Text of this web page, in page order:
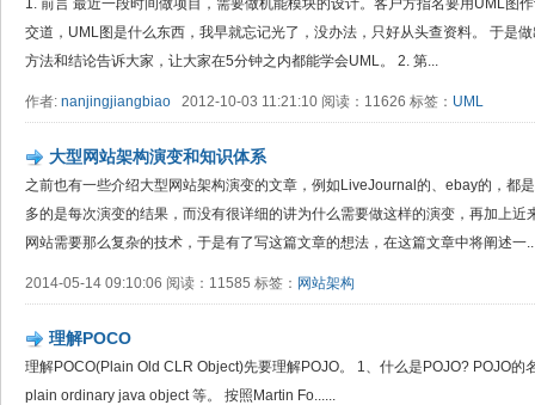
1. 前言 最近一段时间做项目，需要做机能模块的设计。客户方指名要用UML图
交道，UML图是什么东西，我早就忘记光了，没办法，只好从头查资料。 于是
方法和结论告诉大家，让大家在5分钟之内都能学会UML。 2. 第...
作者: nanjingjiangbiao 2012-10-03 11:21:10 阅读：11626 标签： UML
大型网站架构演变和知识体系
之前也有一些介绍大型网站架构演变的文章，例如LiveJournal的、ebay的，都
多的是每次演变的结果，而没有很详细的讲为什么需要做这样的演变，再加上
网站需要那么复杂的技术，于是有了写这篇文章的想法，在这篇文章中将阐述一
2014-05-14 09:10:06 阅读：11585 标签： 网站架构
理解POCO
理解POCO(Plain Old CLR Object)先要理解POJO。 1、什么是POJO? POJO
plain ordinary java object 等。 按照Martin Fo......